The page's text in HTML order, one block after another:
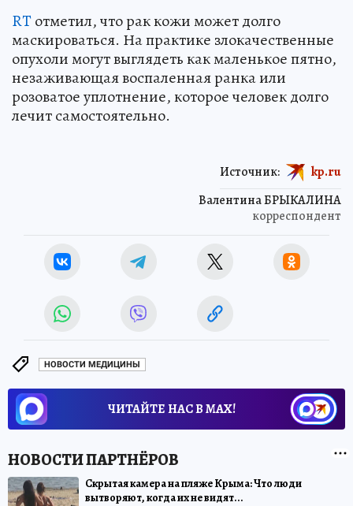
RTотметил, что рак кожи может долго
маскироваться. На практике злокачественные
опухоли могут выглядеть как маленькое пятно,
незаживающая воспаленная ранка или
розоватое уплотнение, которое человек долго
лечит самостоятельно.
Валентина БРЫКАЛИНА
корреспондент
Источник: kp.ru
НОВОСТИ МЕДИЦИНЫ
ЧИТАЙТЕ НАС В МАХ!
Скрытая камера на пляже Крыма: Что люди
вытворяют, когда их не видят...